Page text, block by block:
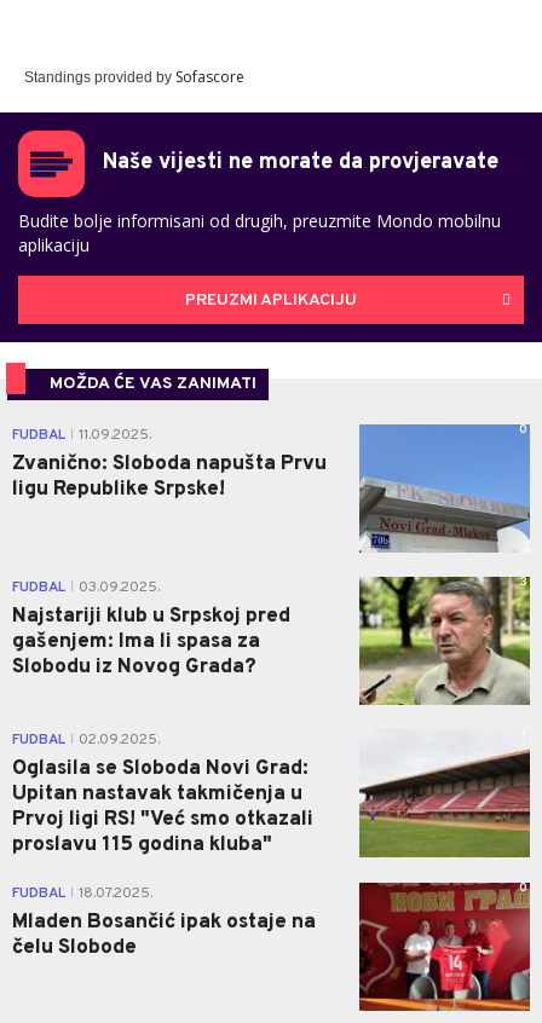
Standings provided by Sofascore
Naše vijesti ne morate da provjeravate
Budite bolje informisani od drugih, preuzmite Mondo mobilnu
aplikaciju
PREUZMI APLIKACIJU
MOŽDA ĆE VAS ZANIMATI
FUDBAL 11.09.2025.
Zvanično: Sloboda napušta Prvu
ligu Republike Srpske!
0
FUDBAL 03.09.2025.
Najstariji klub u Srpskoj pred
gašenjem: Ima li spasa za
Slobodu iz Novog Grada?
3
FUDBAL 02.09.2025.
Oglasila se Sloboda Novi Grad:
Upitan nastavak takmičenja u
Prvoj ligi RS! "Već smo otkazali
proslavu 115 godina kluba"
FUDBAL 18.07.2025.
Mladen Bosančić ipak ostaje na
čelu Slobode
0